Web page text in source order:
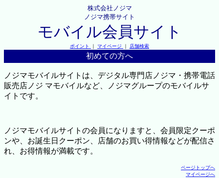
株式会社ノジマ
ノジマ携帯サイト
モバイル会員サイト
ポイント ｜ マイページ ｜ 店舗検索
初めての方へ
ノジマモバイルサイトは、デジタル専門店ノジマ・携帯電話
販売店ノジ マモバイルなど、ノジマグループのモバイルサ
イトです。
ノジマモバイルサイトの会員になりますと、会員限定クーポ
ンや、お誕生日クーポン、店舗のお買い得情報などが配信さ
れ、お得情報が満載です。
ページトップへ
マイページへ